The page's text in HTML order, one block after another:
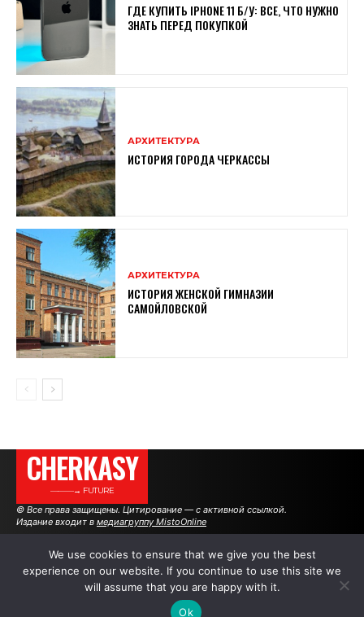
ГДЕ КУПИТЬ IPHONE 11 Б/У: ВСЕ, ЧТО НУЖНО
ЗНАТЬ ПЕРЕД ПОКУПКОЙ
АРХИТЕКТУРА
ИСТОРИЯ ГОРОДА ЧЕРКАССЫ
АРХИТЕКТУРА
ИСТОРИЯ ЖЕНСКОЙ ГИМНАЗИИ
САМОЙЛОВСКОЙ
CHERKASY
———→ FUTURE
© Все права защищены. Цитирование — с активной ссылкой.
Издание входит в медиагруппу MistoOnline
АВТОРЫ РЕКЛАМА НА САЙТЕ
We use cookies to ensure that we give you the best
experience on our website. If you continue to use this site we
will assume that you are happy with it.
Ok